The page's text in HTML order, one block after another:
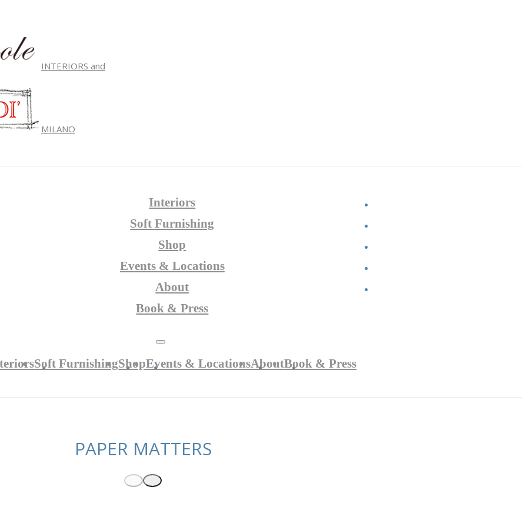
INTERIORS and
MILANO
Interiors
Soft Furnishing
Shop
Events & Locations
About
Book & Press
Soft FurnishingShopEvents & LocationsAboutBook & Press
PAPER MATTERS